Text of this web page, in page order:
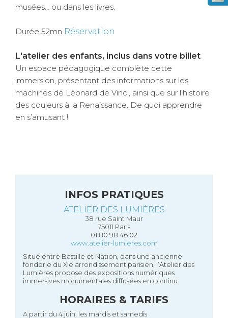
musées… ou dans les livres.
Durée 52mn Réservation
L'atelier des enfants, inclus dans votre billet
Un espace pédagogique complète cette
immersion, présentant des informations sur les
machines de Léonard de Vinci, ainsi que sur l’histoire
des couleurs à la Renaissance. De quoi apprendre
en s’amusant !
INFOS PRATIQUES
ATELIER DES LUMIÈRES
38 rue Saint Maur
75011 Paris
01 80 98 46 02
www.atelier-lumieres.com
Situé entre Bastille et Nation, dans une ancienne
fonderie du XIe arrondissement parisien, l’Atelier des
Lumières propose des expositions numériques
immersives monumentales diffusées en continu.
HORAIRES & TARIFS
A partir du 4 juin, les mardis et samedis